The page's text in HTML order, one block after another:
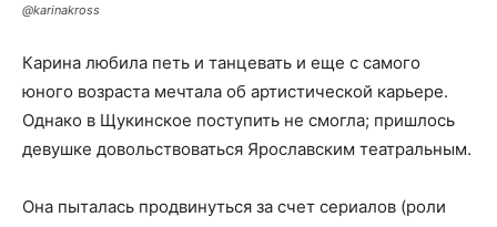
@karinakross
Карина любила петь и танцевать и еще с самого
юного возраста мечтала об артистической карьере.
Однако в Щукинское поступить не смогла; пришлось
девушке довольствоваться Ярославским театральным.
Она пыталась продвинуться за счет сериалов (роли